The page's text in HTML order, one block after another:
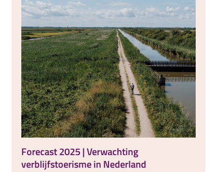
Forecast 2025 | Verwachting
verblijfstoerisme in Nederland